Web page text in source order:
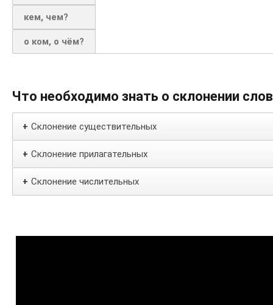
кем, чем?
о ком, о чём?
Что необходимо знать о склонении
+ Склонение существительных
+ Склонение прилагательных
+ Склонение числительных